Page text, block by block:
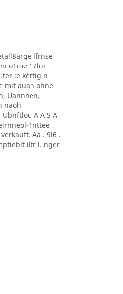
lfrnse
o1me 17lnr
:e kèrtig n
mit auah ohne
Uannnen,
naoh
A A S A
1nttee
Aa . 9l6 .
iltr l. nger